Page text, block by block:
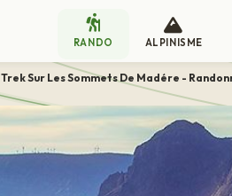
RANDO ALPINISME
Trek Sur Les Sommets De Madére -